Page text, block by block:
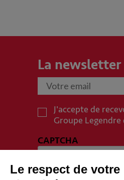
La newsletter
J'accepte de
Groupe Legendre
CAPTCHA